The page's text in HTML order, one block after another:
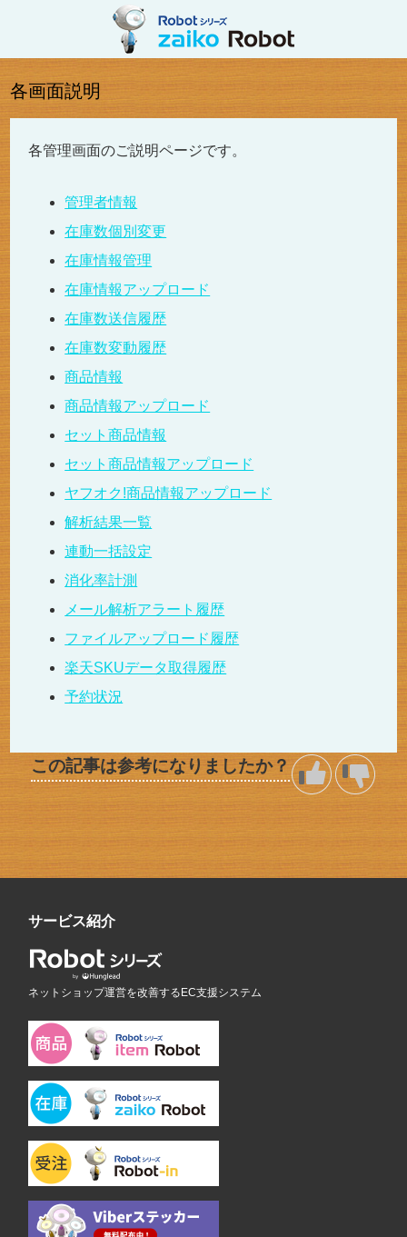
各画面説明
各管理画面のご説明ページです。
管理者情報
在庫数個別変更
在庫情報管理
在庫情報アップロード
在庫数送信履歴
在庫数変動履歴
商品情報
商品情報アップロード
セット商品情報
セット商品情報アップロード
ヤフオク!商品情報アップロード
解析結果一覧
連動一括設定
消化率計測
メール解析アラート履歴
ファイルアップロード履歴
楽天SKUデータ取得履歴
予約状況
この記事は参考になりましたか？
サービス紹介
ネットショップ運営を改善するEC支援システム